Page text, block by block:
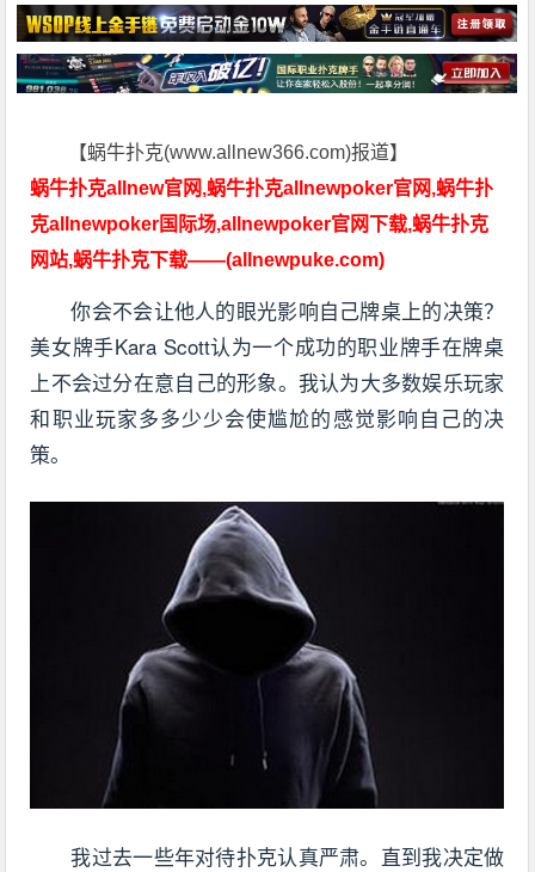
【蜗牛扑克(www.allnew366.com)报道】
蜗牛扑克allnew官网,蜗牛扑克allnewpoker官网,蜗牛扑
克allnewpoker国际场,allnewpoker官网下载,蜗牛扑克
网站,蜗牛扑克下载——(allnewpuke.com)
你会不会让他人的眼光影响自己牌桌上的决策？
美女牌手Kara Scott认为一个成功的职业牌手在牌桌
上不会过分在意自己的形象。我认为大多数娱乐玩家
和职业玩家多多少少会使尴尬的感觉影响自己的决
策。
我过去一些年对待扑克认真严肃。直到我决定做